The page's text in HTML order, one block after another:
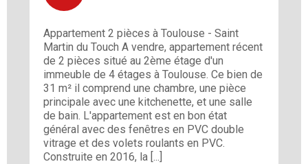
Appartement 2 pièces à Toulouse - Saint
Martin du Touch A vendre, appartement récent
de 2 pièces situé au 2ème étage d'un
immeuble de 4 étages à Toulouse. Ce bien de
31 m² il comprend une chambre, une pièce
principale avec une kitchenette, et une salle
de bain. L'appartement est en bon état
général avec des fenêtres en PVC double
vitrage et des volets roulants en PVC.
Construite en 2016, la [...]